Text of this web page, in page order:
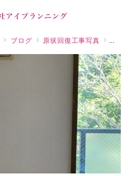
ブログ 原状回復工事写真 クロ